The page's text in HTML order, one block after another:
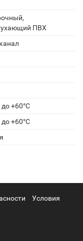
ПВХ
+60°С
+60°С
Условия